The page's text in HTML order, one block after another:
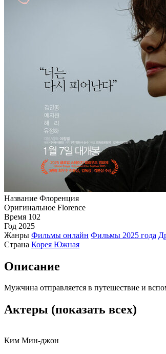
Название Флоренция
Оригинальное Florence
Время 102
Год 2025
Жанры Фильмы онлайн Фильмы 2025 года
Страна Корея Южная
Описание
Мужчина отправляется в путешествие и
Актеры (показать всех)
Ким Мин-джон